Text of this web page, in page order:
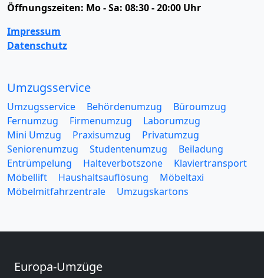
Öffnungszeiten: Mo - Sa: 08:30 - 20:00 Uhr
Impressum
Datenschutz
Umzugsservice
Umzugsservice Behördenumzug
Büroumzug
Fernumzug
Firmenumzug
Laborumzug
Mini Umzug
Praxisumzug
Privatumzug
Seniorenumzug
Studentenumzug
Beiladung
Entrümpelung
Halteverbotszone
Klaviertransport
Möbellift
Haushaltsauflösung
Möbeltaxi
Möbelmitfahrzentrale
Umzugskartons
Europa-Umzüge